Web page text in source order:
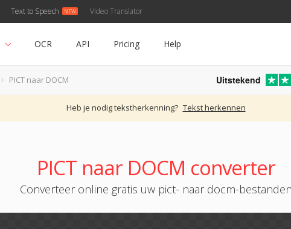
Text to Speech Video Translator
OCR API Pricing Help
PICT naar DOCM Uitstekend
Heb je nodig tekstherkenning? Tekst herkennen
PICT naar DOCM converter
Converteer online gratis uw pict- naar docm-bestanden